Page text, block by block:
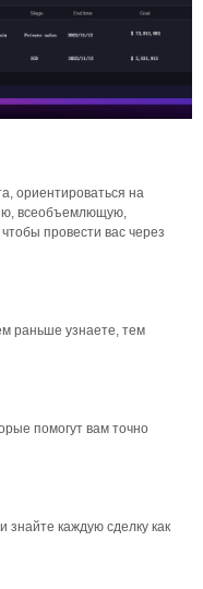
ориентироваться на
всеобъемлющую,
провести вас через
раньше узнаете, тем
помогут вам точно
знайте каждую сделку как